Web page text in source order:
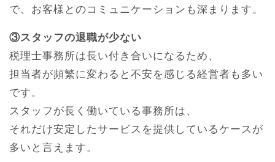
で、お客様とのコミュニケーションも深まります。
③スタッフの退職が少ない
税理士事務所は長い付き合いになるため、
担当者が頻繁に変わると不安を感じる経営者も多い
です。
スタッフが長く働いている事務所は、
それだけ安定したサービスを提供しているケースが
多いと言えます。